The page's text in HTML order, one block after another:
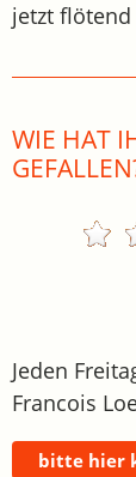
jetzt
WIE HAT
Jeden
Francois